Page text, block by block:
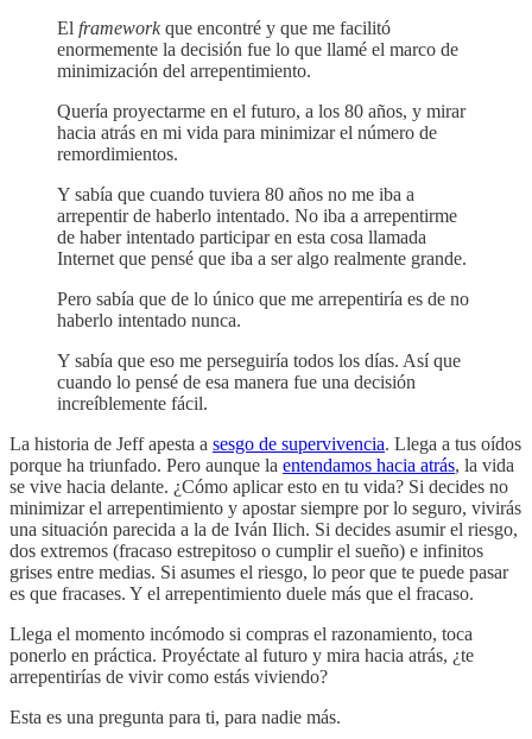
El frameworkque encontré y que me facilitó
enormemente la decisión fue lo que llamé el marco de
minimización del arrepentimiento.
Quería proyectarme en el futuro, a los 80 años, y mirar
hacia atrás en mi vida para minimizar el número de
remordimientos.
Y sabía que cuando tuviera 80 años no me iba a
arrepentir de haberlo intentado. No iba a arrepentirme
de haber intentado participar en esta cosa llamada
Internet que pensé que iba a ser algo realmente grande.
Pero sabía que de lo único que me arrepentiría es de no
haberlo intentado nunca.
Y sabía que eso me perseguiría todos los días. Así que
cuando lo pensé de esa manera fue una decisión
increíblemente fácil.
La historia de Jeff apesta a sesgo de supervivencia. Llega a tus oídos
porque ha triunfado. Pero aunque la entendamos hacia atrás, la vida
se vive hacia delante. ¿Cómo aplicar esto en tu vida? Si decides no
minimizar el arrepentimiento y apostar siempre por lo seguro, vivirás
una situación parecida a la de Iván Ilich. Si decides asumir el riesgo,
dos extremos (fracaso estrepitoso o cumplir el sueño) e infinitos
grises entre medias. Si asumes el riesgo, lo peor que te puede pasar
es que fracases. Y el arrepentimiento duele más que el fracaso.
Llega el momento incómodo si compras el razonamiento, toca
ponerlo en práctica. Proyéctate al futuro y mira hacia atrás, ¿te
arrepentirías de vivir como estás viviendo?
Esta es una pregunta para ti, para nadie más.